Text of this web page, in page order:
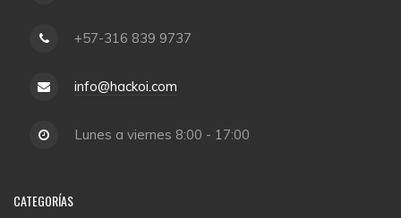
+57-316 839 9737
info@hackoi.com
Lunes a viernes 8:00 - 17:00
CATEGORÍAS